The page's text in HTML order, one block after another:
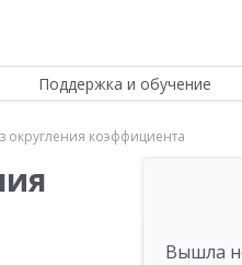
Поддержка и обучение
округления коэффициента
Вышла